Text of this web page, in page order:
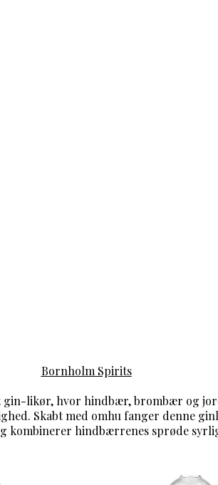
Bornholm Spirits
gin-likør, hvor hindbær, brombær og
Skabt med omhu fanger denne
kombinerer hindbærrenes sprøde